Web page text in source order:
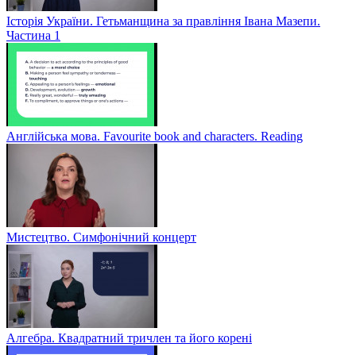
Історія України. Гетьманщина за правління Івана Мазепи.
Частина 1
Англійська мова. Favourite book and characters. Reading
Мистецтво. Симфонічний концерт
Алгебра. Квадратний тричлен та його корені